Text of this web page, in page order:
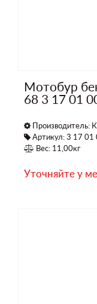
Мотобур
68 3 17 01
Производитель:
Артикул: 3 17 01
Вес: 11,00кг
Уточняйте у